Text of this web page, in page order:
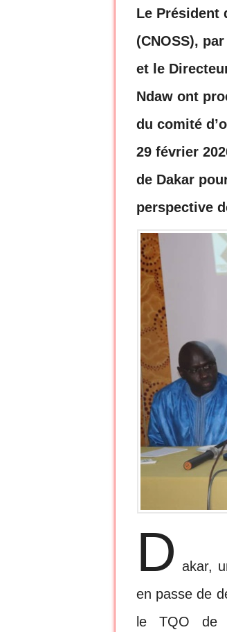
Le Président
(CNOSS),
et le
Ndaw ont
du comité
29 février
de Dakar
perspective
D akar,
en passe de
le TQO de